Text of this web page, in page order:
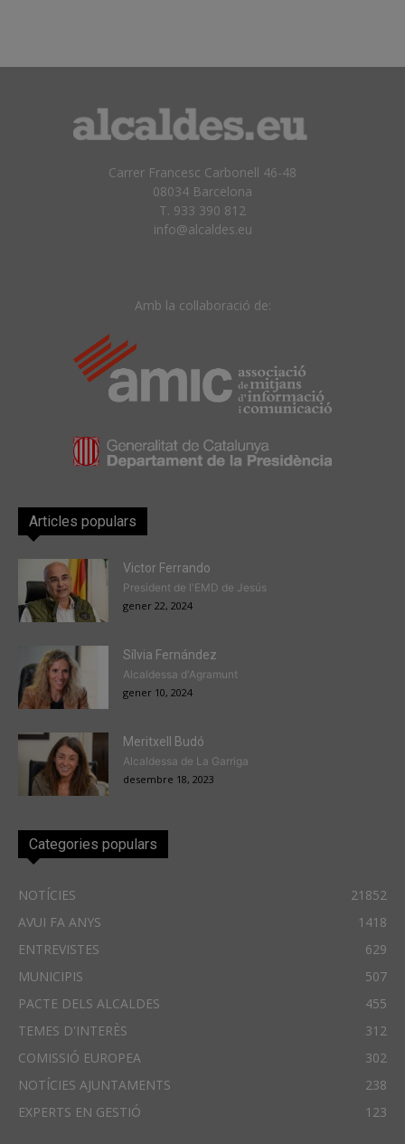
Carrer Francesc Carbonell 46-48
08034 Barcelona
T. 933 390 812
info@alcaldes.eu
Amb la col·laboració de:
Articles populars
Victor Ferrando
President de l'EMD de Jesús
gener 22, 2024
Sílvia Fernández
Alcaldessa d'Agramunt
gener 10, 2024
Meritxell Budó
Alcaldessa de La Garriga
desembre 18, 2023
Categories populars
NOTÍCIES
21852
AVUI FA ANYS
1418
ENTREVISTES
629
MUNICIPIS
507
PACTE DELS ALCALDES
455
TEMES D'INTERÈS
312
COMISSIÓ EUROPEA
302
NOTÍCIES AJUNTAMENTS
238
EXPERTS EN GESTIÓ
123